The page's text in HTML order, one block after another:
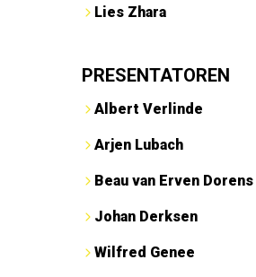
Lies Zhara
PRESENTATOREN
Albert Verlinde
Arjen Lubach
Beau van Erven Dorens
Johan Derksen
Wilfred Genee